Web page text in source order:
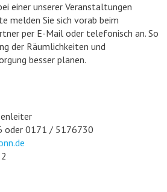
einer unserer Veranstaltungen
melden Sie sich vorab beim
per E-Mail oder telefonisch an. So
der Räumlichkeiten und
besser planen.
oder 0171 / 5176730